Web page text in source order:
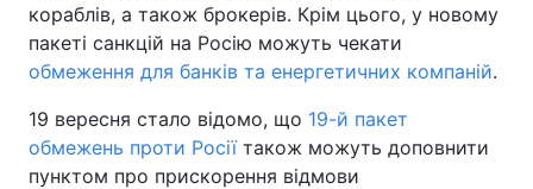
кораблів, а також брокерів. Крім цього, у новому
пакеті санкцій на Росію можуть чекати
обмеження для банків та енергетичних компаній.
19 вересня стало відомо, що 19-й пакет
обмежень проти Росіїтакож можуть доповнити
пунктом про прискорення відмови